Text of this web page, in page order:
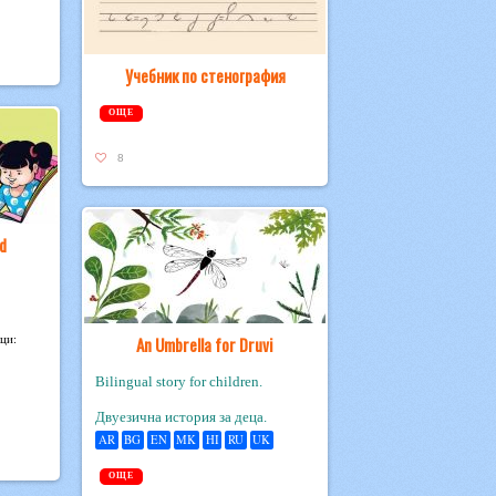
Учебник по стенография
ОЩЕ
8
An Umbrella for Druvi
Bilingual story for children.
Двуезична история за деца.
AR BG EN MK HI RU UK
ОЩЕ